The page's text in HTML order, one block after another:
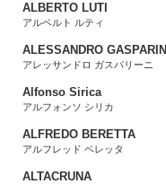
ALBERTO LUTI
アルベルト ルティ
ALESSANDRO GASPARINI
アレッサンドロ ガスパリーニ
Alfonso Sirica
アルフォンソ シリカ
ALFREDO BERETTA
アルフレッド ベレッタ
ALTACRUNA